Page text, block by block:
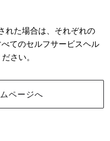
れた場合は、それぞれの
てのセルフサービスヘル
さい。
ページへ